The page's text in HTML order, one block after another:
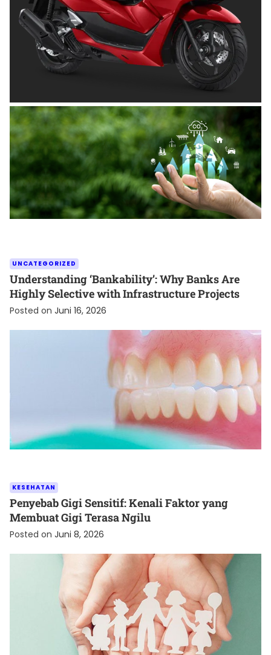
OTOMOTIF
Tips Memilih Helm yang Tepat untuk
Pengendara Motor agar Aman dan Nyaman
UNCATEGORIZED
Understanding ‘Bankability’: Why Banks Are
Highly Selective with Infrastructure Projects
Posted on Juni 16, 2026
KESEHATAN
Penyebab Gigi Sensitif: Kenali Faktor yang
Membuat Gigi Terasa Ngilu
Posted on Juni 8, 2026